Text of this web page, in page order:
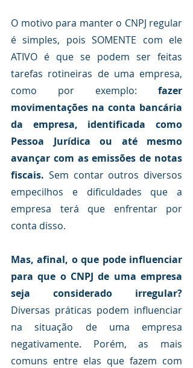
O motivo para manter o CNPJ regular
é simples, pois SOMENTE com ele
ATIVO é que se podem ser feitas
tarefas rotineiras de uma empresa,
como por exemplo: fazer
movimentações na conta bancária
da empresa, identificada como
Pessoa Jurídica ou até mesmo
avançar com as emissões de notas
fiscais. Sem contar outros diversos
empecilhos e dificuldades que a
empresa terá que enfrentar por
conta disso.
Mas, afinal, o que pode influenciar
para que o CNPJ de uma empresa
seja considerado irregular?
Diversas práticas podem influenciar
na situação de uma empresa
negativamente. Porém, as mais
comuns entre elas que fazem com